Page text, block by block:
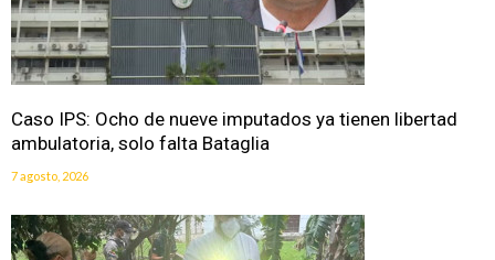
Caso IPS: Ocho de nueve imputados ya tienen libertad
ambulatoria, solo falta Bataglia
7 agosto, 2026